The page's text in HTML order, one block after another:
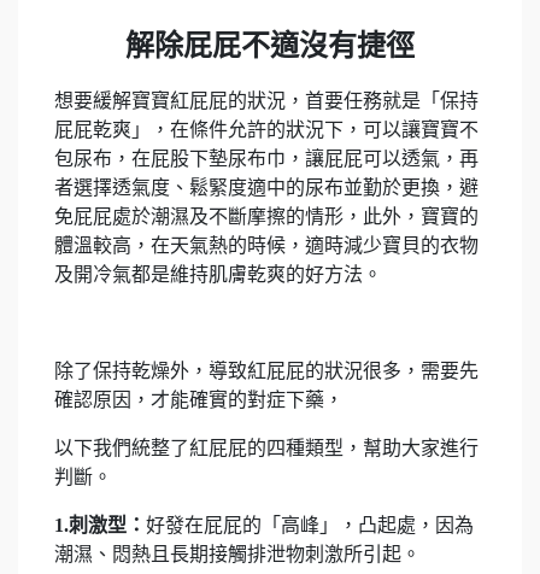
解除屁屁不適沒有捷徑
想要緩解寶寶紅屁屁的狀況，首要任務就是「保持
屁屁乾爽」，在條件允許的狀況下，可以讓寶寶不
包尿布，在屁股下墊尿布巾，讓屁屁可以透氣，再
者選擇透氣度、鬆緊度適中的尿布並勤於更換，避
免屁屁處於潮濕及不斷摩擦的情形，此外，寶寶的
體溫較高，在天氣熱的時候，適時減少寶貝的衣物
及開冷氣都是維持肌膚乾爽的好方法。
除了保持乾燥外，導致紅屁屁的狀況很多，需要先
確認原因，才能確實的對症下藥，
以下我們統整了紅屁屁的四種類型，幫助大家進行
判斷。
1.刺激型： 好發在屁屁的「高峰」，凸起處，因為
潮濕、悶熱且長期接觸排泄物刺激所引起。